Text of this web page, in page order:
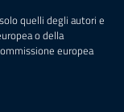
quelli degli autori e
o della
europea